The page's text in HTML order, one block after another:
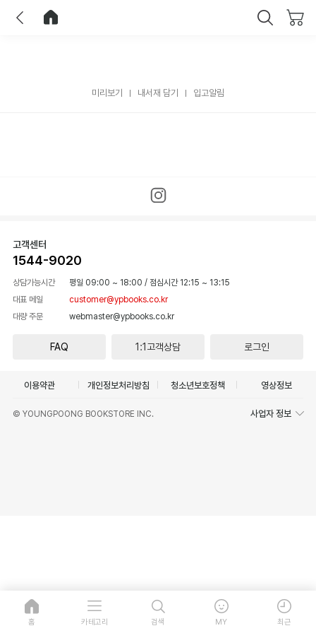
미리보기 내서재 담기 입고알림
고객센터
1544-9020
상담가능시간 평일 09:00 ~ 18:00 / 점심시간 12:15 ~ 13:15
대표 메일
customer@ypbooks.co.kr
대량 주문
webmaster@ypbooks.co.kr
FAQ 1:1고객상담 로그인
이용약관 개인정보처리방침 청소년보호정책 영상정보
© YOUNGPOONG BOOKSTORE INC. 사업자 정보
홈 카테고리 검색 MY 최근